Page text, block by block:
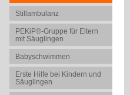
Stillambulanz
PEKiP®-Gruppe für Eltern
mit Säuglingen
Babyschwimmen
Erste Hilfe bei Kindern und
Säuglingen